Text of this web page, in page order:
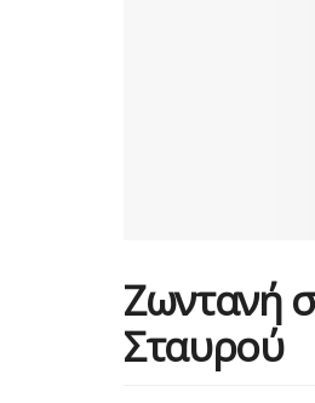
Ζωντανή
Σταυρού